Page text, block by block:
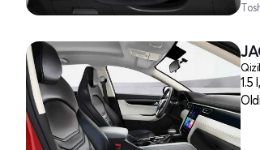
Qizil
1.5